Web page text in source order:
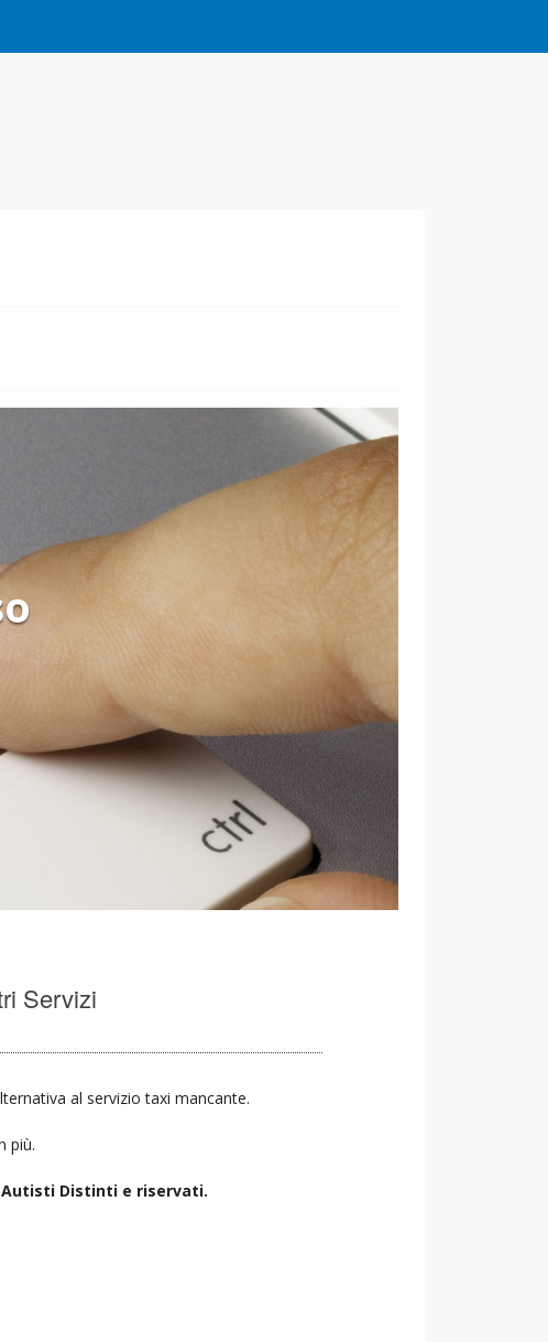
Servizi
al servizio taxi mancante.
più.
Distinti e riservati.